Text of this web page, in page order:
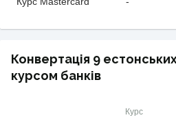
Конвертація 9
курсом банків
Курс